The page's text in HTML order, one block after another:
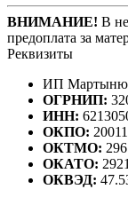
ВНИМАНИЕ! В
предоплата за
Реквизиты
ИП
ОГРНИП:
ИНН:
ОКПО:
ОКТМО:
ОКАТО:
ОКВЭД: